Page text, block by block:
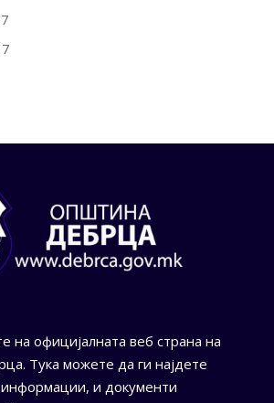
на официјалната веб страна на
Тука можете да ги најдете
информации, и документи